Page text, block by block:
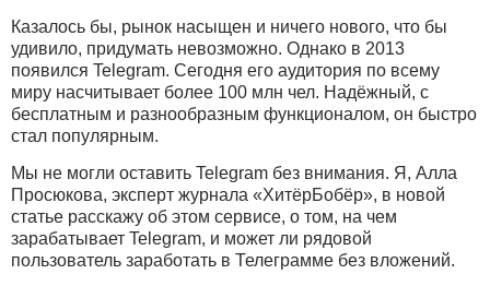
Казалось бы, рынок насыщен и ничего нового, что бы
удивило, придумать невозможно. Однако в 2013
появился Telegram. Сегодня его аудитория по всему
миру насчитывает более 100 млн чел. Надёжный, с
бесплатным и разнообразным функционалом, он быстро
стал популярным.
Мы не могли оставить Telegram без внимания. Я, Алла
Просюкова, эксперт журнала «ХитёрБобёр», в новой
статье расскажу об этом сервисе, о том, на чем
зарабатывает Telegram, и может ли рядовой
пользователь заработать в Телеграмме без вложений.